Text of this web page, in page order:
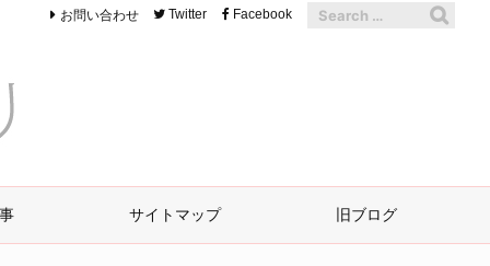
サイトマップ 旧ブログ
お問い合わせ Twitter Facebook